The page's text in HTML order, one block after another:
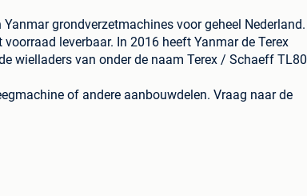
grondverzetmachines voor geheel Nederland.
leverbaar. In 2016 heeft Yanmar de Terex
wielladers van onder de naam Terex / Schaeff TL80
of andere aanbouwdelen. Vraag naar de